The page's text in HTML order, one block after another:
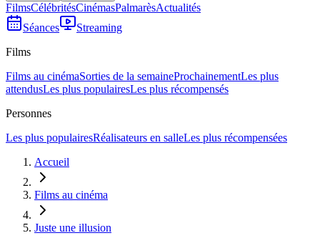
FilmsCélébritésCinémasPalmarèsActualités
Séances
Streaming
Films
Films au cinémaSorties de la semaineProchainementLes plus
attendusLes plus populairesLes plus récompensés
Personnes
Les plus populairesRéalisateurs en salleLes plus récompensées
Accueil
Films au cinéma
Juste une illusion